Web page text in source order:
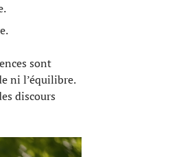
sont
ni l’équilibre.
discours